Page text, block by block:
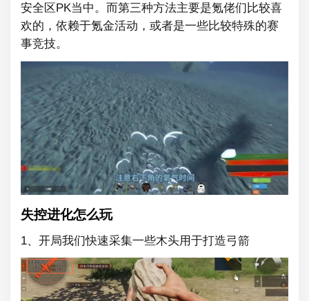
安全区PK当中。而第三种方法主要是氪佬们比较喜
欢的，依赖于氪金活动，或者是一些比较特殊的赛
事竞技。
失控进化怎么玩
1、开局我们快速采集一些木头用于打造弓箭